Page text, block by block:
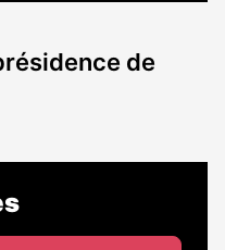
de